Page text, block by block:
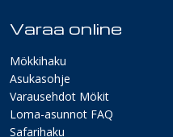
Varaa online
Mökkihaku
Asukasohje
Varausehdot Mökit
Loma-asunnot FAQ
Safarihaku